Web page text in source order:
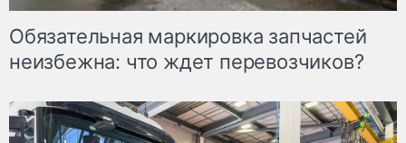
Обязательная маркировка запчастей
неизбежна: что ждет перевозчиков?